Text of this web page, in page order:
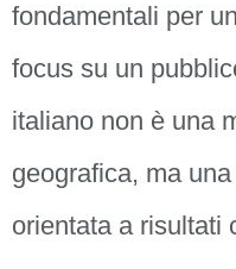
fondamentali per
focus su un
italiano non è una
geografica, ma
orientata a risultati